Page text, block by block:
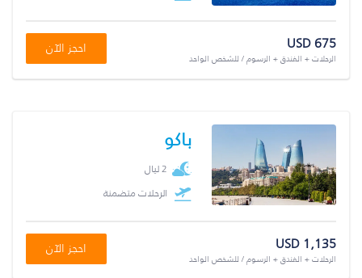
USD 675
الرحلات + الفندق + الرسوم / للشخص الواحد
احجز الآن
باكو
2 ليال
الرحلات متضمنة
USD 1,135
الرحلات + الفندق + الرسوم / للشخص الواحد
احجز الآن